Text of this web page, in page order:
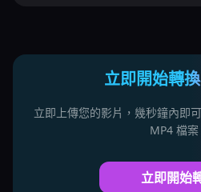
立即開始轉
立即上傳您的影片，幾秒鐘內即
MP4 檔案
立即開始